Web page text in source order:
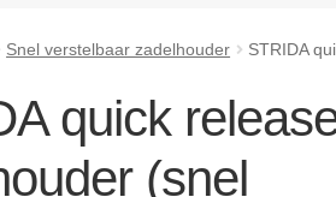
Snel verstelbaar zadelhouder STRIDA
quick
(snel